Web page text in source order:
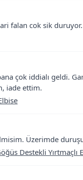
falan cok sik
çok iddialı geldi.
iade ettim.
Üzerimde
Destekli Yırtmaçlı